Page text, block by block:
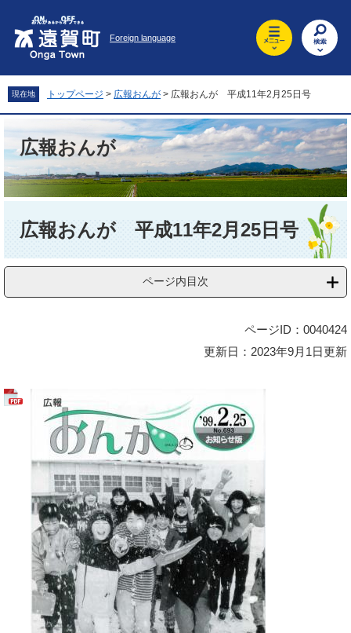
先
頭
を
飛
文
へ
Foreign language
現在地 トップページ > 広報おんが > 広報おんが 平成11年2月25日号
広報おんが
広報おんが 平成11年2月25日号
ページ内目次
ページID：0040424
更新日：2023年9月1日更新